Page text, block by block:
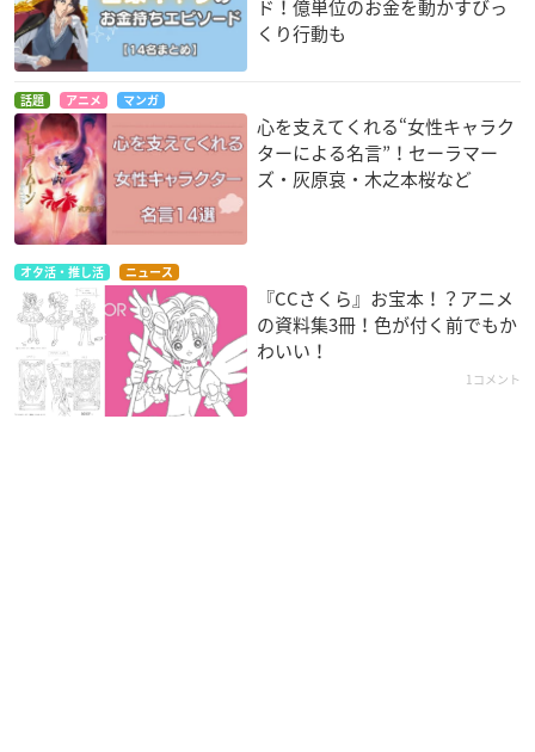
ド！億単位のお金を動かすびっ
くり行動も
話題 アニメ マンガ
心を支えてくれる“女性キャラク
ターによる名言”！セーラマー
ズ・灰原哀・木之本桜など
オタ活・推し活 ニュース
『CCさくら』お宝本！？アニメ
の資料集3冊！色が付く前でもか
わいい！
1コメント